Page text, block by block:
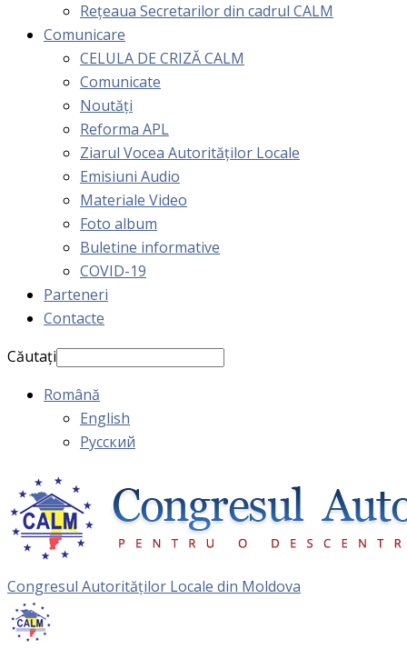
Rețeaua Secretarilor din cadrul CALM
Comunicare
CELULA DE CRIZĂ CALM
Comunicate
Noutăți
Reforma APL
Ziarul Vocea Autorităților Locale
Emisiuni Audio
Materiale Video
Foto album
Buletine informative
COVID-19
Parteneri
Contacte
Căutați
Română
English
Русский
Congresul Autorităţilor Locale din Moldova